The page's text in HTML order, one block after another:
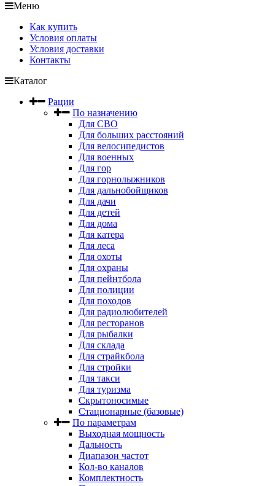
Меню
Как купить
Условия оплаты
Условия доставки
Контакты
Каталог
Рации
По назначению
Для СВО
Для больших расстояний
Для велосипедистов
Для военных
Для гор
Для горнолыжников
Для дальнобойщиков
Для дачи
Для детей
Для дома
Для катера
Для леса
Для охоты
Для охраны
Для пейнтбола
Для полиции
Для походов
Для радиолюбителей
Для ресторанов
Для рыбалки
Для склада
Для страйкбола
Для стройки
Для такси
Для туризма
Скрытоносимые
Стационарные (базовые)
По параметрам
Выходная мощность
Дальность
Диапазон частот
Кол-во каналов
Комплектность